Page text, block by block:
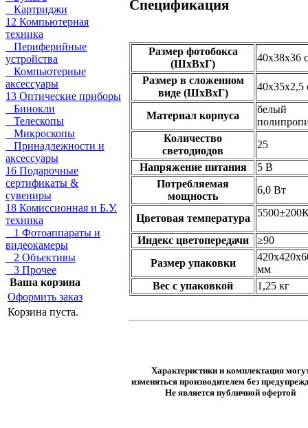
Картриджи
12 Компьютерная
техника
Периферийные
устройства
Компьютерные
аксессуары
13 Оптические приборы
Бинокли
Телескопы
Микроскопы
Принадлежности и
аксессуары
16 Подарочные
сертификаты &
сувениры
18 Комиссионная и Б.У.
техника
1 Фотоаппараты и
видеокамеры
2 Объективы
3 Прочее
Ваша корзина
Оформить заказ
Корзина пуста.
Спецификация
Размер фотобокса
(ШхВхГ)
40x38x36
Размер в сложенном
виде (ШхВхГ)
40х35х2,5
Материал корпуса
белый
Количество
светодиодов
25
Напряжение питания
5 В
Потребляемая
мощность
6,0 Вт
Цветовая температура
Индекс цветопередачи
≥90
Размер упаковки
мм
Вес с упаковкой
1,25 кг
Характеристики и комплектация
изменяться производителем без
Не является публичной офертой